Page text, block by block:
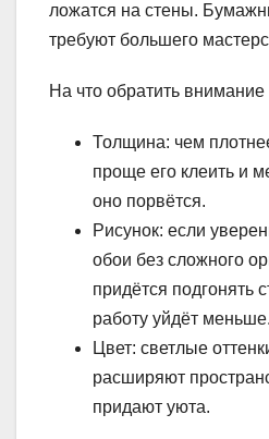
ложатся на стены.
требуют большего
На что обратить
Толщина: чем
проще его клеить и
оно порвётся.
Рисунок: если
обои без сложного
придётся подгонять
работу уйдёт меньше.
Цвет: светлые
расширяют
придают уюта.